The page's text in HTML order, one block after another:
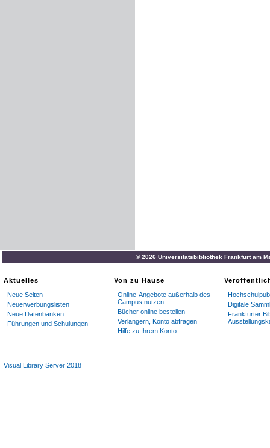
© 2026 Universitätsbibliothek Frankfurt am
Aktuelles
Neue Seiten
Neuerwerbungslisten
Neue Datenbanken
Führungen und Schulungen
Von zu Hause
Online-Angebote außerhalb des
Campus nutzen
Bücher online bestellen
Verlängern, Konto abfragen
Hilfe zu Ihrem Konto
Digitale
Frankfurter
Visual Library Server 2018